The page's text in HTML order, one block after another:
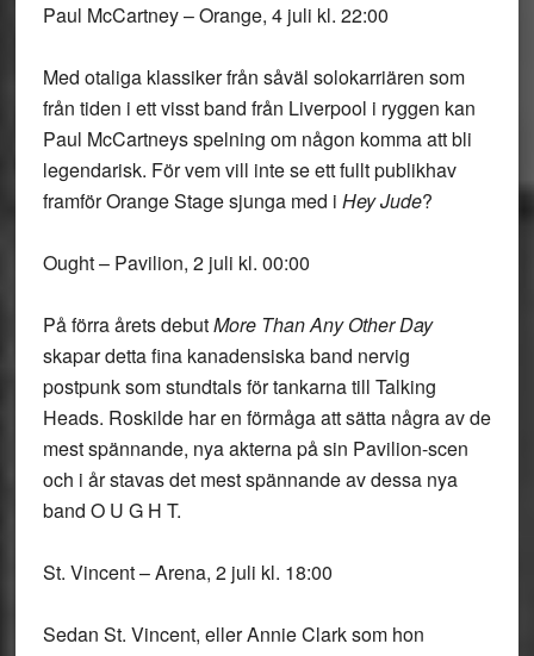
Paul McCartney – Orange, 4 juli kl. 22:00
Med otaliga klassiker från såväl solokarriären som
från tiden i ett visst band från Liverpool i ryggen kan
Paul McCartneys spelning om någon komma att bli
legendarisk. För vem vill inte se ett fullt publikhav
framför Orange Stage sjunga med i Hey Jude?
Ought – Pavilion, 2 juli kl. 00:00
På förra årets debutMore Than Any Other Day
skapar detta fina kanadensiska band nervig
postpunk som stundtals för tankarna till Talking
Heads. Roskilde har en förmåga att sätta några av de
mest spännande, nya akterna på sin Pavilion-scen
och i år stavas det mest spännande av dessa nya
band O U G H T.
St. Vincent – Arena, 2 juli kl. 18:00
Sedan St. Vincent, eller Annie Clark som hon